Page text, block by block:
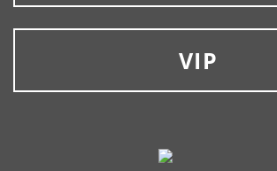
VIP